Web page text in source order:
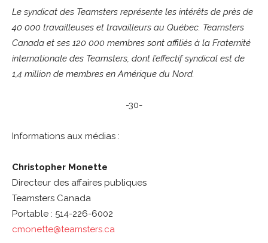
Le syndicat des Teamsters représente les intérêts de près de
40 000 travailleuses et travailleurs au Québec. Teamsters
Canada et ses 120 000 membres sont affiliés à la Fraternité
internationale des Teamsters, dont l’effectif syndical est de
1,4 million de membres en Amérique du Nord.
-30-
Informations aux médias :
Christopher Monette
Directeur des affaires publiques
Teamsters Canada
Portable : 514-226-6002
cmonette@teamsters.ca